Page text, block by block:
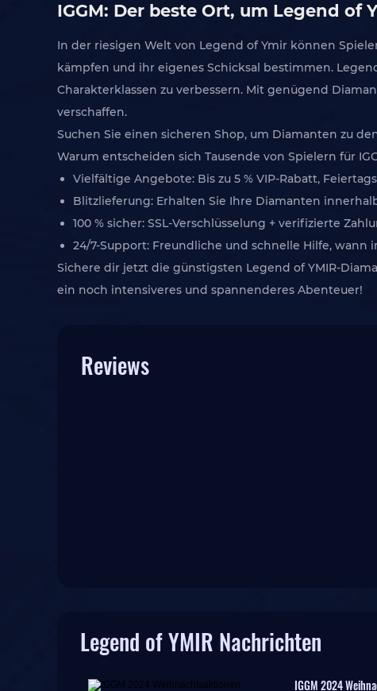
IGGM: Der beste Ort, um Legend of
In der riesigen Welt von Legend of Ymir können
kämpfen und ihr eigenes Schicksal bestimmen.
Charakterklassen zu verbessern. Mit genügend
verschaffen.
Suchen Sie einen sicheren Shop, um Diamanten zu
Warum entscheiden sich Tausende von Spielern für
Vielfältige Angebote: Bis zu 5 % VIP-Rabatt,
Blitzlieferung: Erhalten Sie Ihre Diamanten
100 % sicher: SSL-Verschlüsselung + verifizierte
24/7-Support: Freundliche und schnelle Hilfe, wann
Sichere dir jetzt die günstigsten Legend of YMIR-
ein noch intensiveres und spannenderes Abenteuer!
Reviews
Legend of YMIR Nachrichten
IGGM 2024